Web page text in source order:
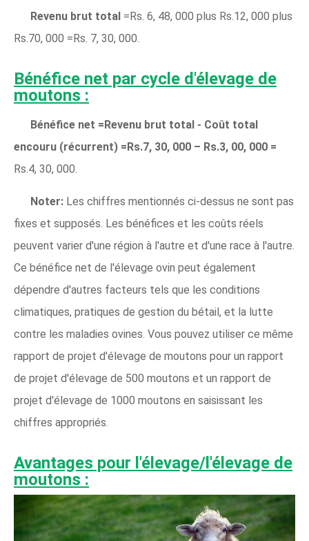
Revenu brut total =Rs. 6, 48, 000 plus Rs.12, 000 plus
Rs.70, 000 =Rs. 7, 30, 000.
Bénéfice net par cycle d'élevage de
moutons :
Bénéfice net =Revenu brut total - Coût total
encouru (récurrent) =Rs.7, 30, 000 – Rs.3, 00, 000 =
Rs.4, 30, 000.
Noter: Les chiffres mentionnés ci-dessus ne sont pas
fixes et supposés. Les bénéfices et les coûts réels
peuvent varier d'une région à l'autre et d'une race à l'autre.
Ce bénéfice net de l'élevage ovin peut également
dépendre d'autres facteurs tels que les conditions
climatiques, pratiques de gestion du bétail, et la lutte
contre les maladies ovines. Vous pouvez utiliser ce même
rapport de projet d'élevage de moutons pour un rapport
de projet d'élevage de 500 moutons et un rapport de
projet d'élevage de 1000 moutons en saisissant les
chiffres appropriés.
Avantages pour l'élevage/l'élevage de
moutons :